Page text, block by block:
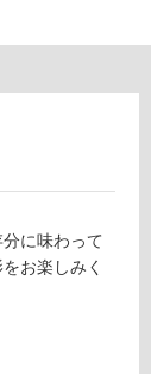
に味わって
お楽しみく